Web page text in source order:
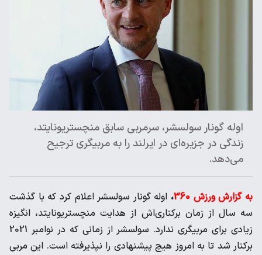
اوله گونار سولسشر، سرمربی سابق منچستریونایتد،
زندگی در جزیره‌ای در ایرلند را به مربیگری ترجیح
می‌دهد.
به گزارش ورزش 360 ، اوله گونار سولسشر اعلام کرد که با گذشت
سه سال از زمان برکناری‌اش از هدایت منچستریونایتد، انگیزه
زیادی برای مربیگری ندارد. سولسشر از زمانی که در نوامبر 2021
برکنار شد تا به امروز هیچ پیشنهادی را نپذیرفته است. این مربی